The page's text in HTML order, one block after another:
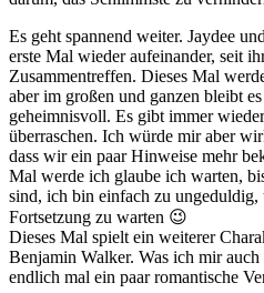
Es geht spannend weiter. Jaydee
erste Mal wieder aufeinander, seit
Zusammentreffen. Dieses Mal
aber im großen und ganzen bleibt
geheimnisvoll. Es gibt immer
überraschen. Ich würde mir aber
dass wir ein paar Hinweise mehr
Mal werde ich glaube ich warten,
sind, ich bin einfach zu ungeduldig,
Fortsetzung zu warten 😉
Dieses Mal spielt ein weiterer
Benjamin Walker. Was ich mir
endlich mal ein paar romantische